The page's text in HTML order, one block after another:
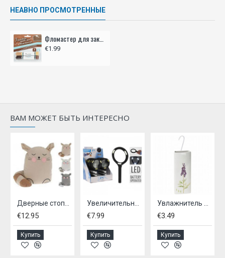
НЕАВНО ПРОСМОТРЕННЫЕ
Фломастер для закрашивания мебели 2 шт
€1.99
ВАМ МОЖЕТ БЫТЬ ИНТЕРЕСНО
€12.95
Купить
€7.99
Купить
€3.49
Купить